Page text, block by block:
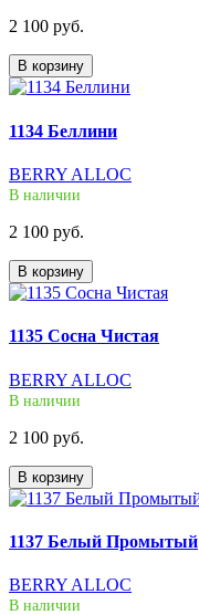
2 100 руб.
В корзину
1134 Беллини
BERRY ALLOC
В наличии
2 100 руб.
В корзину
1135 Сосна Чистая
BERRY ALLOC
В наличии
2 100 руб.
В корзину
1137 Белый Промытый
BERRY ALLOC
В наличии